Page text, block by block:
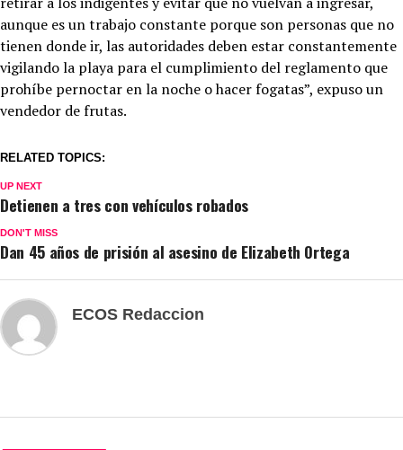
aunque es un trabajo constante porque son personas que no
tienen donde ir, las autoridades deben estar constantemente
vigilando la playa para el cumplimiento del reglamento que
prohíbe pernoctar en la noche o hacer fogatas”, expuso un
vendedor de frutas.
RELATED TOPICS:
UP NEXT
Detienen a tres con vehículos robados
DON'T MISS
Dan 45 años de prisión al asesino de Elizabeth Ortega
ECOS Redaccion